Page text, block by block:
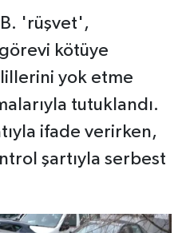
'rüşvet',
kötüye
yok etme
tutuklandı.
ifade verirken,
şartıyla serbest